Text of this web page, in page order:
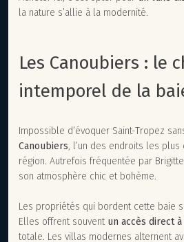
la nature s’allie à la modernité.
Les Canoubiers : le
intemporel de la
Impossible d’évoquer Saint-Tropez
Canoubiers, l’un des endroits les
région. Autrefois fréquentée par
son atmosphère chic et bohème.
Les propriétés qui bordent cette baie
Elles offrent souvent un accès direct
totale. Les villas modernes alternent